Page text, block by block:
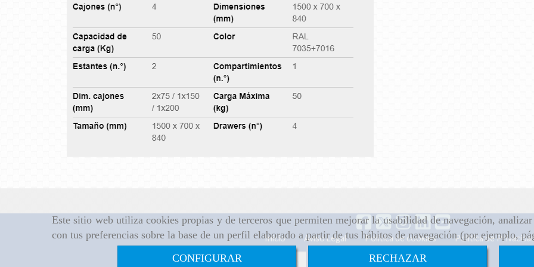
Este sitio web utiliza cookies propias y de terceros que permiten mejorar la usabilidad de navegación,
con tus preferencias sobre la base de un perfil elaborado a partir de tus hábitos de navegación (por ejemplo,
CONFIGURAR
RECHAZAR
Inicio Aviso Legal Política de cookies Política de